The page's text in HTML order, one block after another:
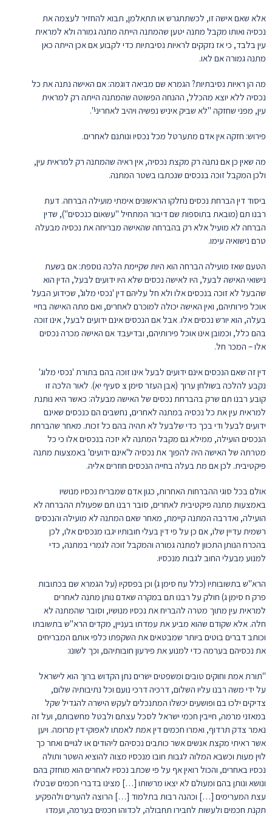
אלא שאם אישה זו, לכשתתגרש או תתאלמן, תבוא להחזיר לעצמה את
נכסיה ואותו מקבל מתנה יטען שהמתנה הייתה מתנה גמורה ולא למראית
עין בלבד, כי אז נזקקים לראיות נסיבתיות כדי לקבוע אם אכן הייתה כאן
מתנה גמורה אם לאו.
מה הן ראיות נסיבתיות? הגמרא שם מביאה דוגמה: אם האישה נתנה את כל
נכסיה ללא יוצא מהכלל, ההנחה הפשוטה שהמתנה הייתה רק למראית
עין, מפני שחזקה "לא שביק איניש נפשיה ויהיב לאחריני".
פירוש: חזקה אין אדם מתערטל מכל נכסיו ונותנם לאחרים.
מה שאין כן אם נתנה רק מקצת נכסיה, אין ראיה שהמתנה רק למראית עין,
ולכן המקבל זוכה בנכסים שנכתבו בשטר המתנה.
ביסוד דין הברחת נכסים נחלקו הראשונים אימתי מועילה הברחה. דעת
רבנו תם (מובאת בתוספות שם דיבור המתחיל "עשאום כנכסים"), שדין
הברחה לא מועיל אלא רק בהברחה שהאישה מבריחה את נכסיה מבעלה
טרם נישואיה עימו.
הטעם שאז מועילה הברחה הוא היות שקיימת הלכה נוספת: אם בשעת
נישואי האישה לבעל, היו לאישה נכסים שלא היו ידועים לבעל, הדין הוא
שהבעל לא זוכה בנכסים אלו ולא חל עליהם דין 'נכסי מלוג', שכידוע הבעל
אוכל פירותיהם, ואין האישה יכולה למוכרם לאחרים, ואם מתה האישה בחיי
בעלה, הוא יורש נכסים אלו. אבל אם הנכסים אינם ידועים לבעל, אינו זוכה
בהם כלל, וכמובן אינו אוכל פירותיהם, ובדיעבד אם האישה מכרה נכסים
אלו – המכר חל.
דין זה שאם הנכסים אינם ידועים לבעל אינו זוכה בהם בתורת 'נכסי מלוג'
נקבע להלכה בשולחן ערוך (אבן העזר סימן צ סעיף יא). לאור הלכה זו
קובע רבנו תם שרק בהברחת נכסים של האישה מבעלה: כאשר היא נותנת
למראית עין את כל נכסיה במתנה לאחרים, נחשבים הם כנכסים שאינם
ידועים לבעל ודי בכך כדי שלבעל לא תהיה בהם כל זכות. מאחר שהברחת
הנכסים הועילה, ממילא גם מקבל המתנה לא יזכה בנכסים אלו כי כל
מטרתה של האישה היה להפוך את נכסיה ל'אינם ידועים' באמצעות מתנה
פיקטיבית. לכן אם מת בעלה בחייה הנכסים חוזרים אליה.
אולם בכל סוגי ההברחות האחרות, כגון אדם שמבריח נכסיו מנושיו
באמצעות מתנה פיקטיבית לאחרים, סובר רבנו תם שפעולת ההברחה לא
הועילה, ואדרבה המתנה קיימת, מאחר שאם המתנה לא מועילה והנכסים
רשמית עדיין שלו, אם כן על פי דין בעלי חובותיו יגבו מנכסים אלו, לכן
בהכרח הנותן התכוון למתנה גמורה והמקבל זוכה לגמרי במתנה, כדי
למנוע מבעלי החוב לגבות מנכסיו.
הרא"ש בתשובותיו (כלל עח סימן ג) וכן בפסקיו (על הגמרא שם בכתובות
פרק ח סימן ג) חולק על רבנו תם במקרה שאדם נותן מתנה לאחרים
למראית עין מתוך מטרה להבריח את נכסיו מנושיו, וסובר שהמתנה לא
חלה. אלא שקודם שהוא מביע את עמדתו בעניין, מקדים הרא"ש בתשובתו
וכותב דברים בוטים ביותר שמבטאים את השקפתו כלפי אותם המבריחים
את נכסיהם בערמה כדי למנוע את פירעון חובותיהם, וכך לשונו:
"תורת אמת וחוקים טובים ומשפטים ישרים נתן הקדוש ברוך הוא לישראל
על ידי משה רבנו עליו השלום, דרכיה דרכי נועם וכל נתיבותיה שלום,
צדיקים ילכו בם ופושעים יכשלו המתנכלים לעקש הישרה להגדיל שקל
במאזני מרמה, חייבין חכמי ישראל לסכל עצתם ולבטל מחשבותם, ועל זה
נאמר צדק תרדוף, ואמרו חכמים דין אמת לאמתו לאפוקי דין מרומה. ויען
אשר ראיתי מקצת אנשים אשר כותבים נכסיהם ליהודים או לגויים ואחר כך
לוין מעות וכשבא המלוה לגבות חובו מנכסיו מצוה להוציא השטר ותולה
נכסיו באחרים, והכול רואין אף על פי שכתב נכסיו לאחרים הוא מוחזק בהם
ונושא ונותן בהם ומעולם לא יצאו מרשותו […] מצינו בדברי חכמים שבטלו
עצת המערימים […] וכהנה רבות בתלמוד […] הרוצה להערים ולהפקיע
תקנת חכמים ולעשות לחבירו תחבולה, לכדוהו חכמים בערמה, ועמדו